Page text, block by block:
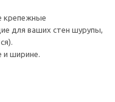
крепежные
для ваших стен шурупы,
и ширине.